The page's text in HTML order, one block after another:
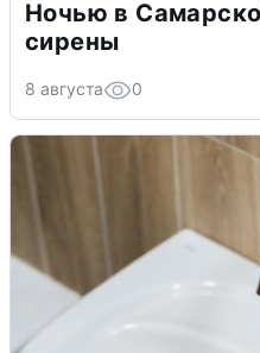
Ночью в
сирены
8 августа 0